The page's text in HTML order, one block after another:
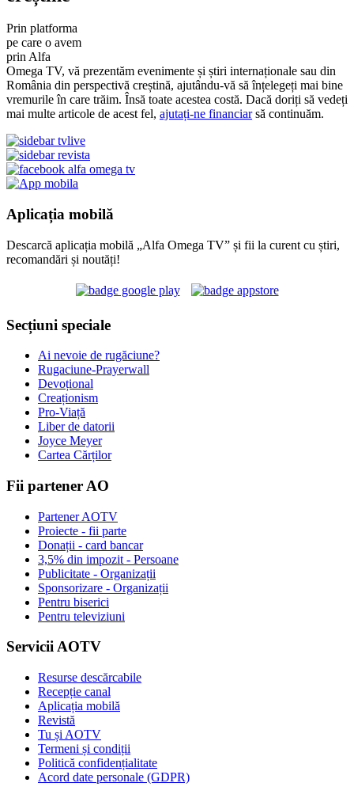
Prin platforma
pe care o avem
prin Alfa
Omega TV, vă prezentăm evenimente și știri internaționale sau din
România din perspectivă creștină, ajutându-vă să înțelegeți mai bine
vremurile în care trăim. Însă toate acestea costă. Dacă doriți să vedeți
mai multe articole de acest fel, ajutați-ne financiarsă continuăm.
Aplicația mobilă
Descarcă aplicația mobilă „Alfa Omega TV” și fii la curent cu știri,
recomandări și noutăți!
Secțiuni speciale
Ai nevoie de rugăciune?
Rugaciune-Prayerwall
Devoțional
Creaționism
Pro-Viață
Liber de datorii
Joyce Meyer
Cartea Cărților
Fii partener AO
Partener AOTV
Proiecte - fii parte
Donații - card bancar
3,5% din impozit - Persoane
Publicitate - Organizații
Sponsorizare - Organizații
Pentru biserici
Pentru televiziuni
Servicii AOTV
Resurse descărcabile
Recepție canal
Aplicația mobilă
Revistă
Tu și AOTV
Termeni și condiții
Politică confidențialitate
Acord date personale (GDPR)